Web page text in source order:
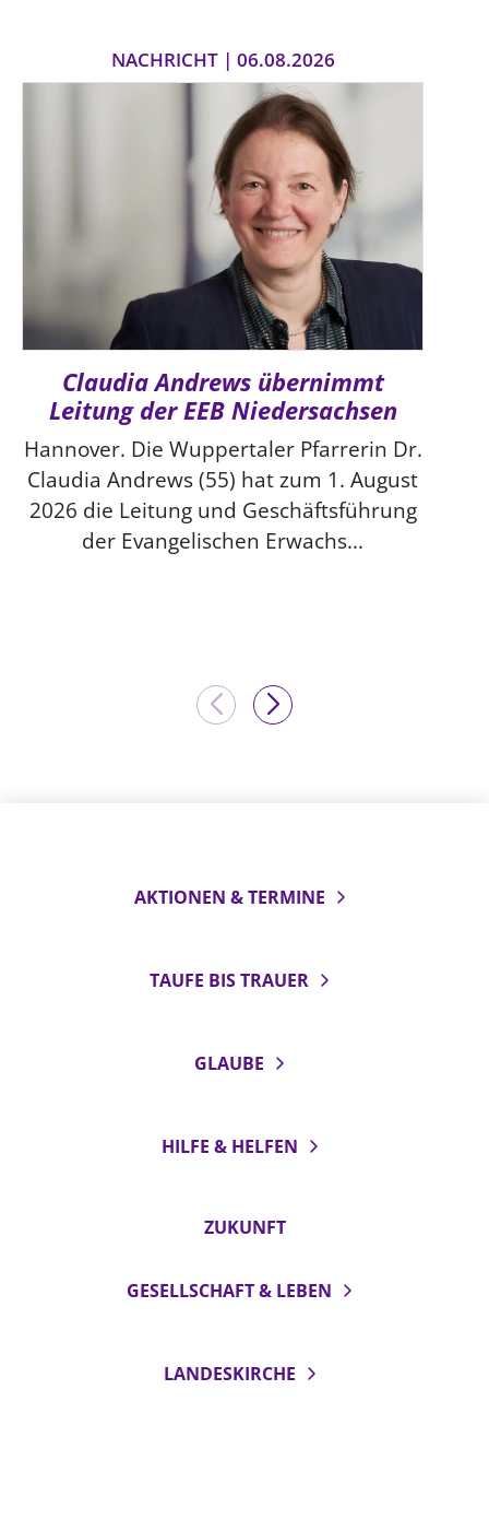
NACHRICHT | 06.08.2026
Claudia Andrews übernimmt
Leitung der EEB Niedersachsen
Hannover. Die Wuppertaler Pfarrerin Dr.
Claudia Andrews (55) hat zum 1. August
2026 die Leitung und Geschäftsführung
der Evangelischen Erwachs...
AKTIONEN & TERMINE
TAUFE BIS TRAUER
GLAUBE
HILFE & HELFEN
ZUKUNFT
GESELLSCHAFT & LEBEN
LANDESKIRCHE